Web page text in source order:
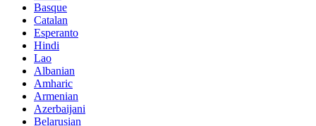
Basque
Catalan
Esperanto
Hindi
Lao
Albanian
Amharic
Armenian
Azerbaijani
Belarusian